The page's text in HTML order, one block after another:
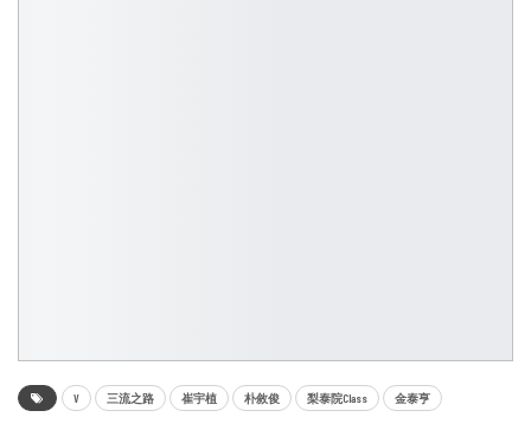
V 三流之路 崔宇植 朴敘俊 梨泰院Class 金泰亨